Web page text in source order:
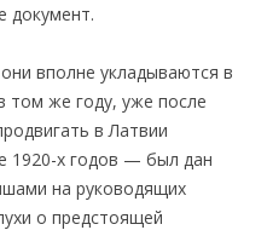
документ.
вполне укладываются в
том же году, уже после
в Латвии
1920-х годов — был дан
на руководящих
о предстоящей